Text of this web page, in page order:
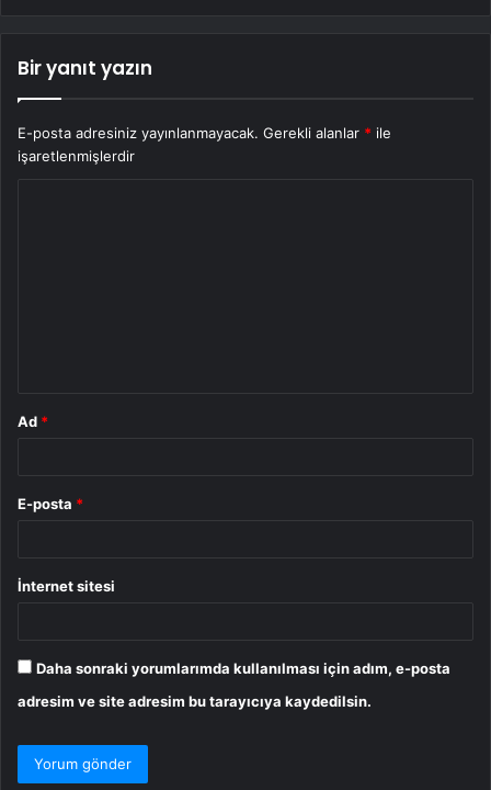
Bir yanıt yazın
E-posta adresiniz yayınlanmayacak. Gerekli alanlar * ile
işaretlenmişlerdir
Ad *
E-posta *
İnternet sitesi
Daha sonraki yorumlarımda kullanılması için adım, e-posta
adresim ve site adresim bu tarayıcıya kaydedilsin.